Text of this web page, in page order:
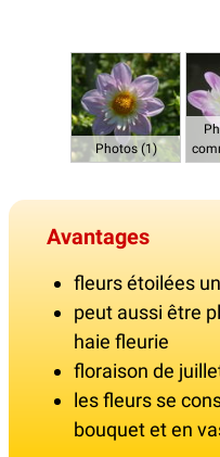
Photos (1)
Avantages
fleurs étoilées
peut aussi être
haie fleurie
floraison de
les fleurs se
bouquet et en